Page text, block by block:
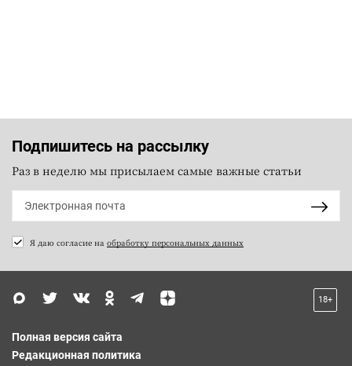
Подпишитесь на рассылку
Раз в неделю мы присылаем самые важные статьи
Я даю согласие на обработку персональных данных
18+
Полная версия сайта
Редакционная политика